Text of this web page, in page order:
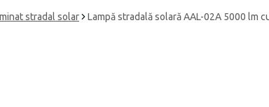
stradal solar Lampă stradală solară AAL-02A 5000